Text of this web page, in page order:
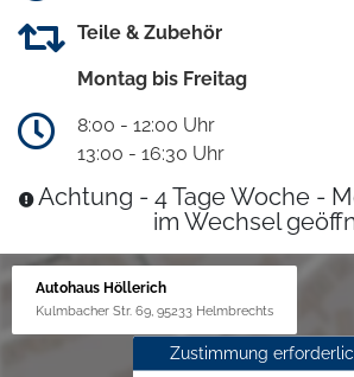
Teile & Zubehör
Montag bis Freitag
8:00 - 12:00 Uhr
13:00 - 16:30 Uhr
Achtung - 4 Tage Woche -
im Wechsel
Autohaus Höllerich
Kulmbacher Str. 69, 95233 Helmbrechts
Zustimmung